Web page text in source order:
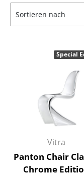
Sitzsäcke
Gartenstühle
Schaukelstühle
Bürodrehstühle
Konferenzstühle
Einzelteile
Sortieren nach
Vitra
Panton Chair
Chrome
Special